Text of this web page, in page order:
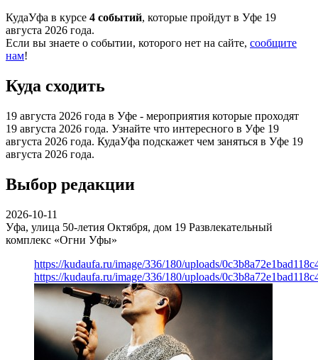
КудаУфа в курсе 4 событий, которые пройдут в Уфе 19
августа 2026 года.
Если вы знаете о событии, которого нет на сайте, сообщите
нам!
Куда сходить
19 августа 2026 года в Уфе - мероприятия которые проходят
19 августа 2026 года. Узнайте что интересного в Уфе 19
августа 2026 года. КудаУфа подскажет чем заняться в Уфе 19
августа 2026 года.
Выбор редакции
2026-10-11
Уфа, улица 50-летия Октября, дом 19 Развлекательный
комплекс «Огни Уфы»
https://kudaufa.ru/image/336/180/uploads/
https://kudaufa.ru/image/336/180/uploads/